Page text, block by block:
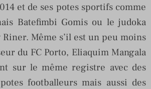
et de ses potes sportifs comme
Batefimbi Gomis ou le judoka
Même s’il est un peu moins
du FC Porto, Eliaquim Mangala
sur le même registre avec des
footballeurs mais aussi des